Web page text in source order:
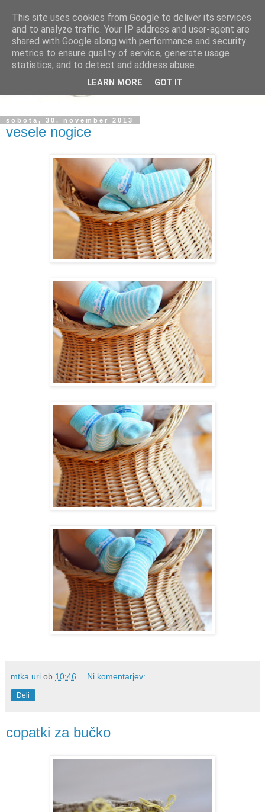
sobota, 30. november 2013
vesele nogice
mtka uri ob 10:46 Ni komentarjev:
Deli
copatki za bučko
This site uses cookies from Google to deliver its services
and to analyze traffic. Your IP address and user-agent are
shared with Google along with performance and security
metrics to ensure quality of service, generate usage
statistics, and to detect and address abuse.
LEARN MORE GOT IT